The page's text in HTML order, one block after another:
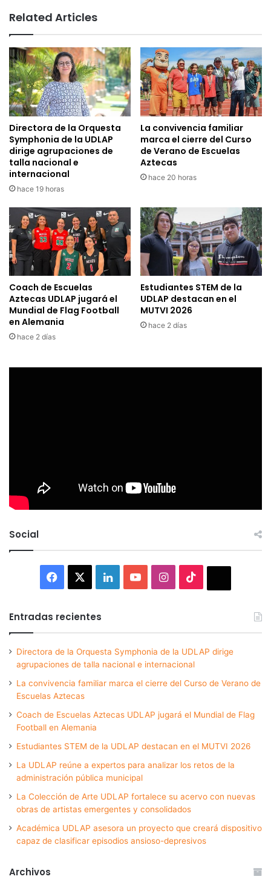
Related Articles
Directora de la Orquesta
Symphonia de la UDLAP
dirige agrupaciones de
talla nacional e
internacional
hace 19 horas
La convivencia familiar
marca el cierre del Curso
de Verano de Escuelas
Aztecas
hace 20 horas
Coach de Escuelas
Aztecas UDLAP jugará el
Mundial de Flag Football
en Alemania
hace 2 días
Estudiantes STEM de la
UDLAP destacan en el
MUTVI 2026
hace 2 días
Social
Facebook LinkedInYouTubeInstagram
Entradas recientes
Directora de la Orquesta Symphonia de la UDLAP dirige
agrupaciones de talla nacional e internacional
La convivencia familiar marca el cierre del Curso de Verano de
Escuelas Aztecas
Coach de Escuelas Aztecas UDLAP jugará el Mundial de Flag
Football en Alemania
Estudiantes STEM de la UDLAP destacan en el MUTVI 2026
La UDLAP reúne a expertos para analizar los retos de la
administración pública municipal
La Colección de Arte UDLAP fortalece su acervo con nuevas
obras de artistas emergentes y consolidados
Académica UDLAP asesora un proyecto que creará dispositivo
capaz de clasificar episodios ansioso-depresivos
Archivos